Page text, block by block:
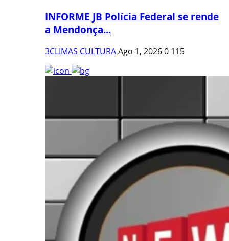
INFORME JB Polícia Federal se rende
a Mendonça...
3CLIMAS CULTURAAgo 1, 20260 115